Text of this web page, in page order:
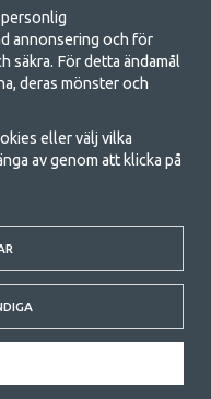
för camping
ett sätt att samla familjen
kategori du tillhör hittar du
bra priser på familjetält,
camping och friluftsliv. Vårt
bästa campingutrustningen
kontakt med oss om det
veta mer om.
reserved.
annonsering och för
säkra. För detta ändamål
deras mönster och
eller välj vilka
av genom att klicka på